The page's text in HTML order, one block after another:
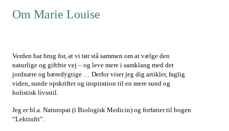
Om Marie Louise
Verden har brug for, at vi tør stå sammen om at vælge den
naturlige og giftfrie vej – og leve mere i samklang med det
jordnære og bæredygtige … Derfor viser jeg dig artikler, faglig
viden, sunde opskrifter og inspiration til en mere sund og
holistisk livsstil.
Jeg er bl.a. Naturopat (i Biologisk Medicin) og forfatter til bogen
“Lektinfri”.